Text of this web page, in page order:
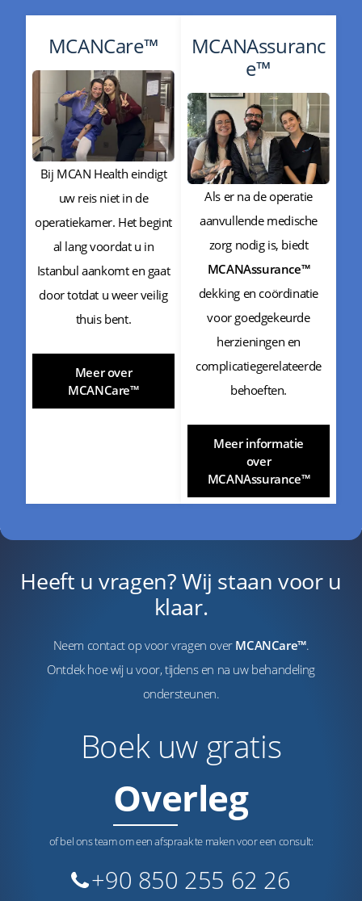
MCANCare™
Bij MCAN Health eindigt
uw reis niet in de
operatiekamer. Het begint
al lang voordat u in
Istanbul aankomt en gaat
door totdat u weer veilig
thuis bent.
Meer over
MCANCare™
MCANAssuranc
e™
Als er na de operatie
aanvullende medische
zorg nodig is, biedt
MCANAssurance™
dekking en coördinatie
voor goedgekeurde
herzieningen en
complicatiegerelateerde
behoeften.
Meer informatie
over
MCANAssurance™
Heeft u vragen? Wij staan voor u
klaar.
Neem contact op voor vragen over MCANCare™.
Ontdek hoe wij u voor, tijdens en na uw behandeling
ondersteunen.
Boek uw gratis
Overleg
of bel ons team om een afspraak te maken voor een consult:
+90 850 255 62 26